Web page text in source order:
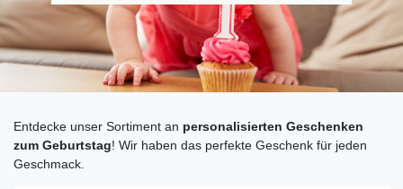
Entdecke unser Sortiment an personalisierten Geschenken
zum Geburtstag! Wir haben das perfekte Geschenk für jeden
Geschmack.